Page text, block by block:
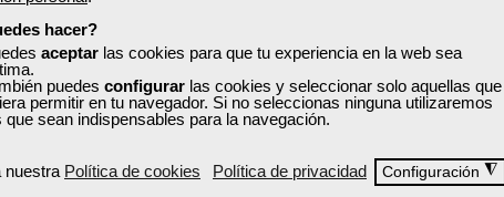
hacer?
aceptar las cookies para que tu experiencia en la web sea
puedes configurar las cookies y seleccionar solo aquellas que
permitir en tu navegador. Si no seleccionas ninguna utilizaremos
que sean indispensables para la navegación.
nuestra Política de cookies Política de privacidad Configuración ◮
España)
Ver curso